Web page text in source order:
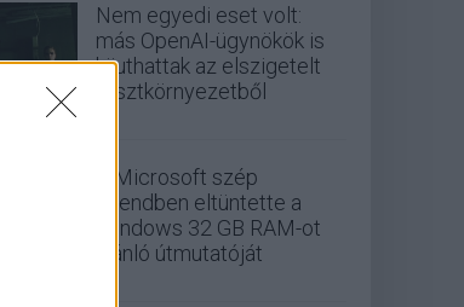
Nem egyedi eset volt:
más OpenAI-ügynökök is
kijuthattak az elszigetelt
tesztkörnyezetből
A Microsoft szép
csendben eltüntette a
Windows 32 GB RAM-ot
ajánló útmutatóját